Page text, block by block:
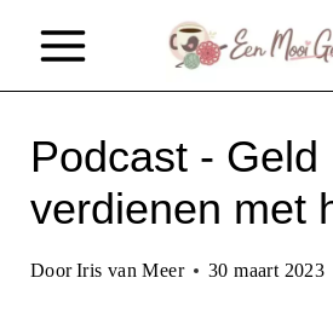
Podcast - Geld
verdienen met
Door Iris van Meer 30 maart 2023